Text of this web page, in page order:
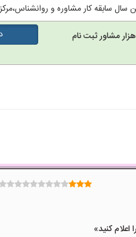
سال سابقه کار مشاوره و
مشاور ثبت نام